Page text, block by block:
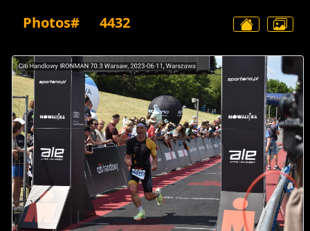
Photos# 4432